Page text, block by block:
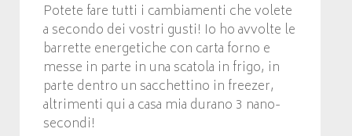
Potete fare tutti i cambiamenti che volete
a secondo dei vostri gusti! Io ho avvolte le
barrette energetiche con carta forno e
messe in parte in una scatola in frigo, in
parte dentro un sacchettino in freezer,
altrimenti qui a casa mia durano 3 nano-
secondi!